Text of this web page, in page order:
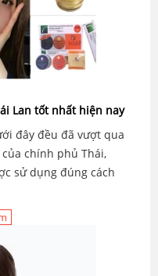
Lan tốt nhất hiện nay
đây đều đã vượt qua
chính phủ Thái,
sử dụng đúng cách